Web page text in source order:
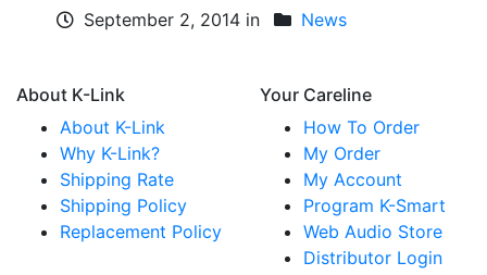
September 2, 2014 in News
About K-Link
About K-Link
Why K-Link?
Shipping Rate
Shipping Policy
Replacement Policy
Your Careline
How To Order
My Order
My Account
Program K-Smart
Web Audio Store
Distributor Login